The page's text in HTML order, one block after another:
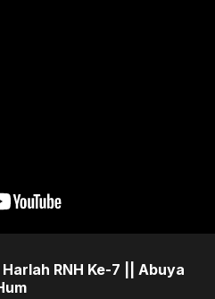
RNH Ke-7 || Abuya